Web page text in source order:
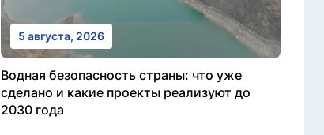
5 августа, 2026
Водная безопасность страны: что уже
сделано и какие проекты реализуют до
2030 года